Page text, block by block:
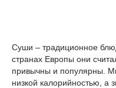
Суши – традиционное
странах Европы они
привычны и популярны.
низкой калорийностью, а